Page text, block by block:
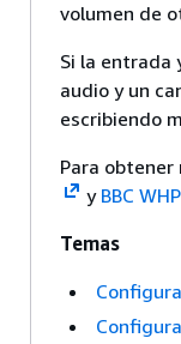
volumen de
Si la entrada
audio y un
escribiendo
Para
y BBC
Temas